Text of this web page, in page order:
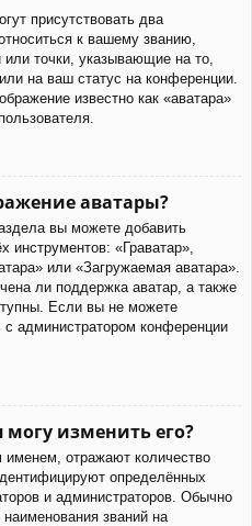
присутствовать два
к вашему званию,
или точки, указывающие на то,
на ваш статус на конференции.
известно как «аватара»
аватары?
вы можете добавить
инструментов: «Граватар»,
или «Загружаемая аватара».
ли поддержка аватар, а также
Если вы не можете
с администратором конференции
могу изменить его?
отражают количество
определённых
и администраторов. Обычно
званий на